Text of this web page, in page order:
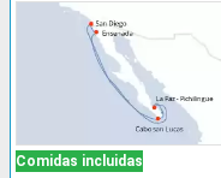
Comidas incluidas